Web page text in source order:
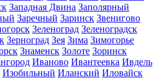
Западная Двина Заполярный
Заречный Заринск Звенигово
Зеленоград Зеленоградск
Зерноград Зея Зима Зимогорье
Знаменск Золоте Зоринск
Иваново Ивантеевка Ивдель
Изобильный Иланский Иловайск